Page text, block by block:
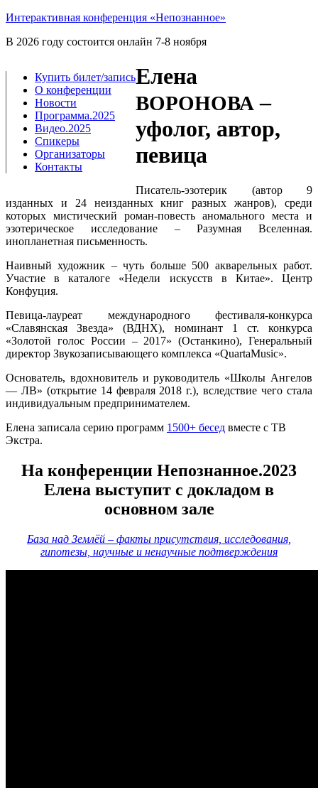
Интерактивная конференция «Непознанное»
В 2026 году состоится онлайн 7-8 ноября
Купить билет/​запись
О конференции
Новости
Программа.2025
Видео.2025
Спикеры
Организаторы
Контакты
Елена
ВОРОНОВА –
уфолог, автор,
певица
Писатель-эзотерик (автор 9
изданных и 24 неизданных книг разных жанров), среди
которых мистический роман-повесть аномального места и
эзотерическое исследование – Разумная Вселенная.
инопланетная письменность.
Наивный художник – чуть больше 500 акварельных работ.
Участие в каталоге «Недели искусств в Китае». Центр
Конфуция.
Певица-лауреат международного фестиваля-конкурса
«Славянская Звезда» (ВДНХ), номинант 1 ст. конкурса
«Золотой голос России – 2017» (Останкино), Генеральный
директор Звукозаписывающего комплекса «QuartaMusic».
Основатель, вдохновитель и руководитель «Школы Ангелов
— ЛВ» (открытие 14 февраля 2018 г.), вследствие чего стала
индивидуальным предпринимателем.
Елена записала серию программ 1500+ бесед вместе с ТВ
Экстра.
На конференции Непознанное.2023
Елена выступит с докладом в
основном зале
База над Землёй – факты присутствия, исследования,
гипотезы, научные и ненаучные подтверждения